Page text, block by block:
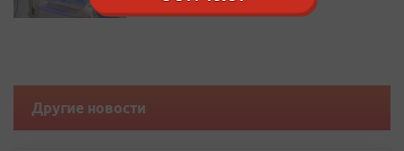
Другие новости